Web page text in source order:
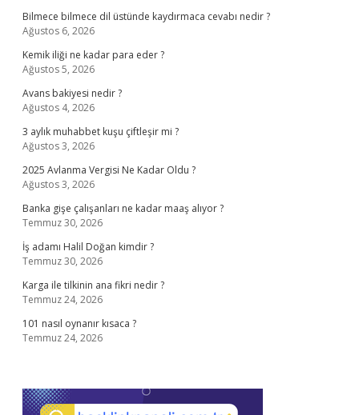
Bilmece bilmece dil üstünde kaydırmaca cevabı nedir ?
Ağustos 6, 2026
Kemik iliği ne kadar para eder ?
Ağustos 5, 2026
Avans bakiyesi nedir ?
Ağustos 4, 2026
3 aylık muhabbet kuşu çiftleşir mi ?
Ağustos 3, 2026
2025 Avlanma Vergisi Ne Kadar Oldu ?
Ağustos 3, 2026
Banka gişe çalışanları ne kadar maaş alıyor ?
Temmuz 30, 2026
İş adamı Halil Doğan kimdir ?
Temmuz 30, 2026
Karga ile tilkinin ana fikri nedir ?
Temmuz 24, 2026
101 nasıl oynanır kısaca ?
Temmuz 24, 2026